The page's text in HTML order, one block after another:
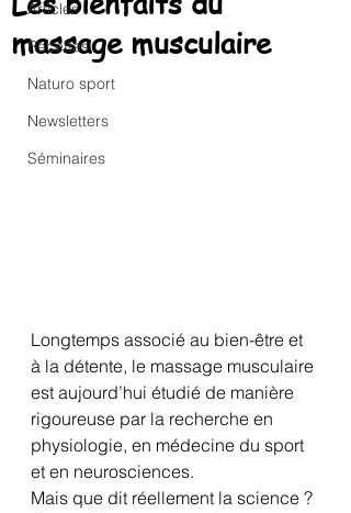
Articles
Recettes
Naturo sport
Newsletters
Séminaires
massage musculaire
Longtemps associé au bien-être et
à la détente, le massage musculaire
est aujourd’hui étudié de manière
rigoureuse par la recherche en
physiologie, en médecine du sport
et en neurosciences.
Mais que dit réellement la science ?